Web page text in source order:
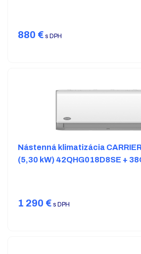
880 € s DPH
Nástenná klimatizácia
(5,30 kW) 42QHG018D8SE +
1 290 € s DPH